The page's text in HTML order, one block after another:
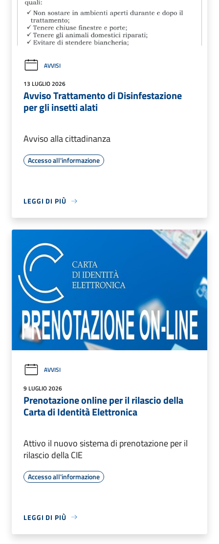
AVVISI
13 LUGLIO 2026
Avviso Trattamento di Disinfestazione
per gli insetti alati
Avviso alla cittadinanza
Accesso all'informazione
LEGGI DI PIÙ
AVVISI
9 LUGLIO 2026
Prenotazione online per il rilascio della
Carta di Identità Elettronica
Attivo il nuovo sistema di prenotazione per il
rilascio della CIE
Accesso all'informazione
LEGGI DI PIÙ